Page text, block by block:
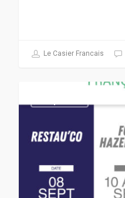
Le Casier Francais